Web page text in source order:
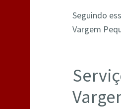
Seguindo
Vargem